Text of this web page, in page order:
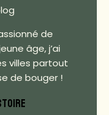
de
âge, j’ai
villes partout
de bouger !